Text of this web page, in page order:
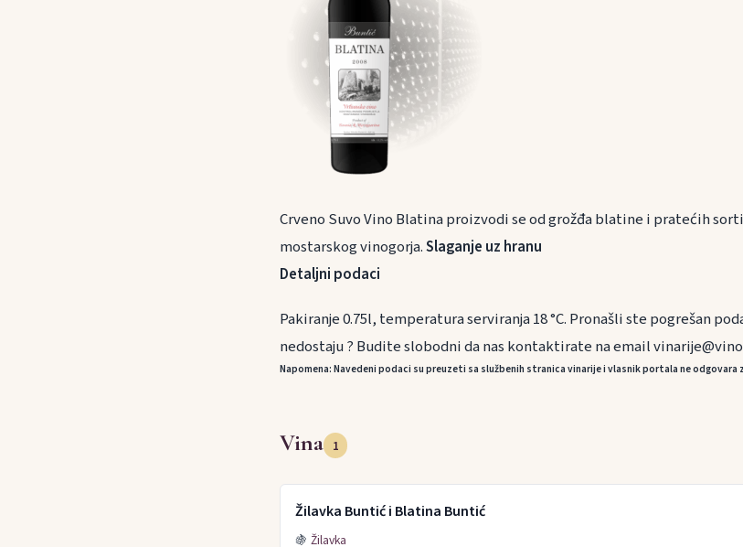
Crveno Suvo Vino Blatina proizvodi se od grožđa blatine i pratećih
mostarskog vinogorja.Slaganje uz hranu
Detaljni podaci
Pakiranje 0.75l, temperatura serviranja 18 °C. Pronašli ste pogrešan
nedostaju ? Budite slobodni da nas kontaktirate na email
Napomena: Navedeni podaci su preuzeti sa službenih stranica vinarije i vlasnik portala ne
Vina 1
Žilavka Buntić i Blatina Buntić
🍇 Žilavka